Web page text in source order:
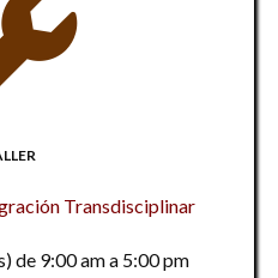
Transdisciplinar
de 9:00 am a 5:00 pm